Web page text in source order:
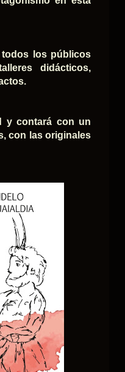
los públicos
didácticos,
y contará con un
con las originales